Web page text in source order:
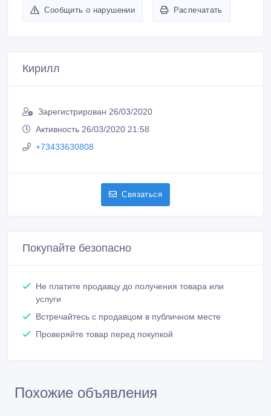
Сообщить о нарушении Распечатать
Кирилл
Зарегистрирован 26/03/2020
Активность 26/03/2020 21:58
+73433630808
Связаться
Покупайте безопасно
Не платите продавцу до получения товара или
услуги
Встречайтесь с продавцом в публичном месте
Проверяйте товар перед покупкой
Похожие объявления